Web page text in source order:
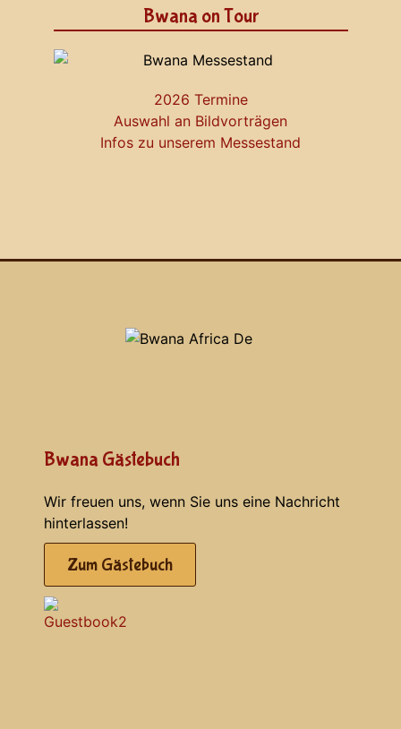
Bwana on Tour
2026 Termine
Auswahl an Bildvorträgen
Infos zu unserem Messestand
Bwana Gästebuch
Wir freuen uns, wenn Sie uns eine Nachricht
hinterlassen!
Zum Gästebuch